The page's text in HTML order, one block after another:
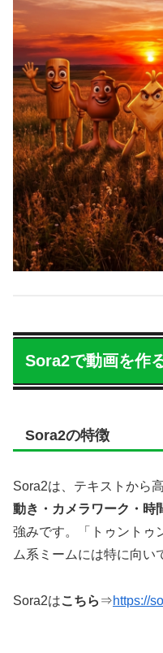
Sora2で動画を作
Sora2の特徴
Sora2は、テキストから
動き・カメラワーク・時
強みです。「トゥントゥ
ム系ミームには特に向い
Sora2はこちら ⇒https://